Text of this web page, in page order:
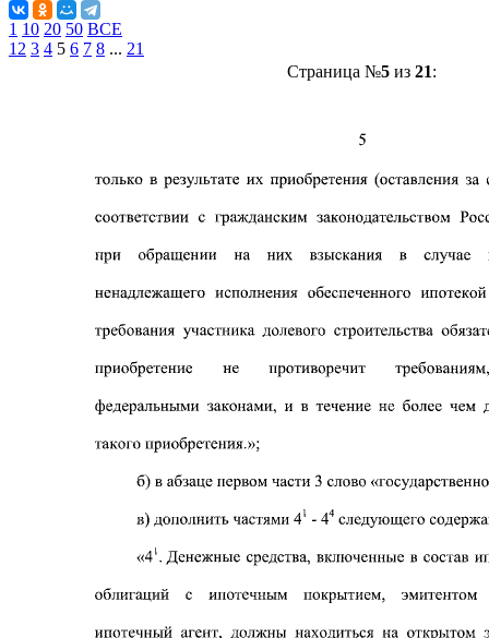
1 10 20 50 ВСЕ
1 2 3 4 5 6 7 8 ... 21
Страница №5из 21: